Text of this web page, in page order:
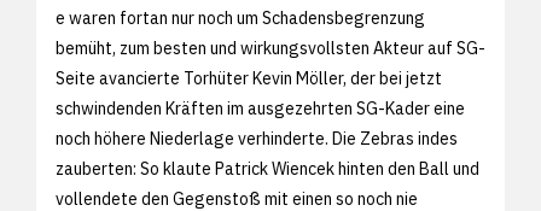
e waren fortan nur noch um Schadensbegrenzung
bemüht, zum besten und wirkungsvollsten Akteur auf SG-
Seite avancierte Torhüter Kevin Möller, der bei jetzt
schwindenden Kräften im ausgezehrten SG-Kader eine
noch höhere Niederlage verhinderte. Die Zebras indes
zauberten: So klaute Patrick Wiencek hinten den Ball und
vollendete den Gegenstoß mit einen so noch nie